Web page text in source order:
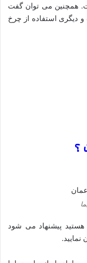
. همچنین می توان گفت
دیگری استفاده از چرخ
؟
پیشنهاد می شود